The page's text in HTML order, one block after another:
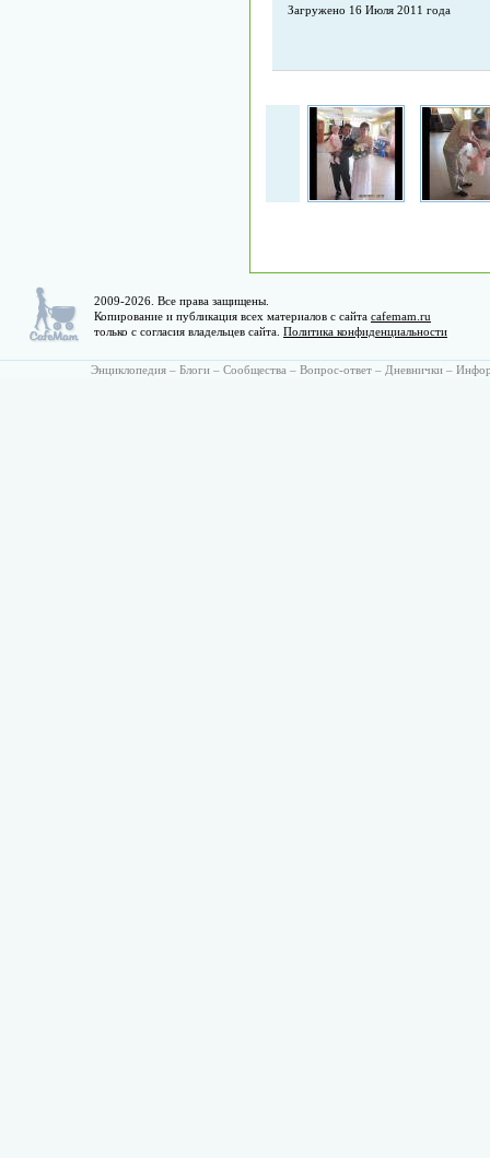
Загружено 16 Июля 2011 года
2009-2026. Все права защищены.
Копирование и публикация всех материалов с сайта cafemam.ru
только с согласия владельцев сайта. Политика конфиденциальности
Энциклопедия – Блоги – Сообщества – Вопрос-ответ – Дневнички –